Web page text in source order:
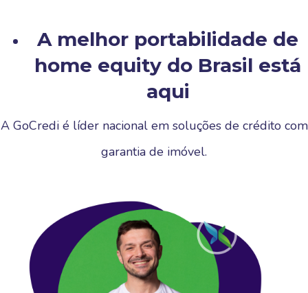
A melhor portabilidade de
home equity do Brasil está
aqui
A GoCredi é líder nacional em soluções de crédito com
garantia de imóvel.